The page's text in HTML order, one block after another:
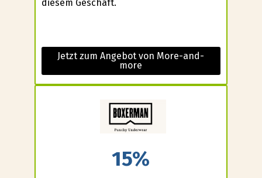
diesem Geschäft.
Jetzt zum Angebot von More-and-
more
15%